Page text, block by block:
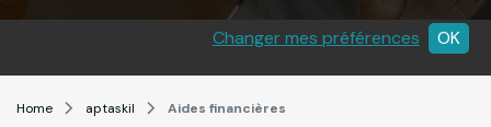
Home aptaskil Aides financières
OK
Changer mes préférences